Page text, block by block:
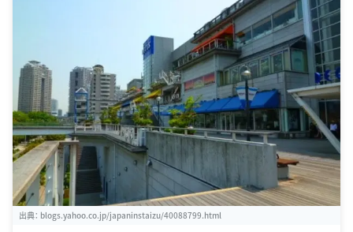
出典： blogs.yahoo.co.jp/japaninstaizu/40088799.html